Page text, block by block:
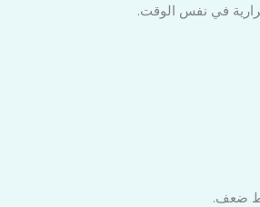
في نفس الوقت.
ضعف.